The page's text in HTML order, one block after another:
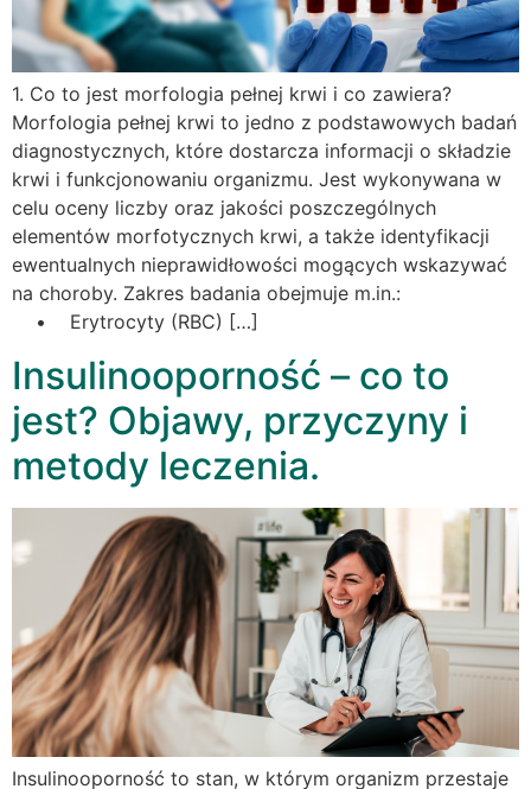
1. Co to jest morfologia pełnej krwi i co zawiera?
Morfologia pełnej krwi to jedno z podstawowych badań
diagnostycznych, które dostarcza informacji o składzie
krwi i funkcjonowaniu organizmu. Jest wykonywana w
celu oceny liczby oraz jakości poszczególnych
elementów morfotycznych krwi, a także identyfikacji
ewentualnych nieprawidłowości mogących wskazywać
na choroby. Zakres badania obejmuje m.in.:
• Erytrocyty (RBC) […]
Insulinooporność – co to
jest? Objawy, przyczyny i
metody leczenia.
Insulinooporność to stan, w którym organizm przestaje